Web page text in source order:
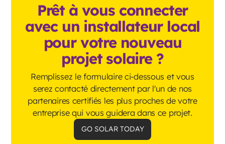
Prêt à vous connecter
avec un installateur local
pour votre nouveau
projet solaire ?
Remplissez le formulaire ci-dessous et vous
serez contacté directement par l'un de nos
partenaires certifiés les plus proches de votre
entreprise qui vous guidera dans ce projet.
GO SOLAR TODAY